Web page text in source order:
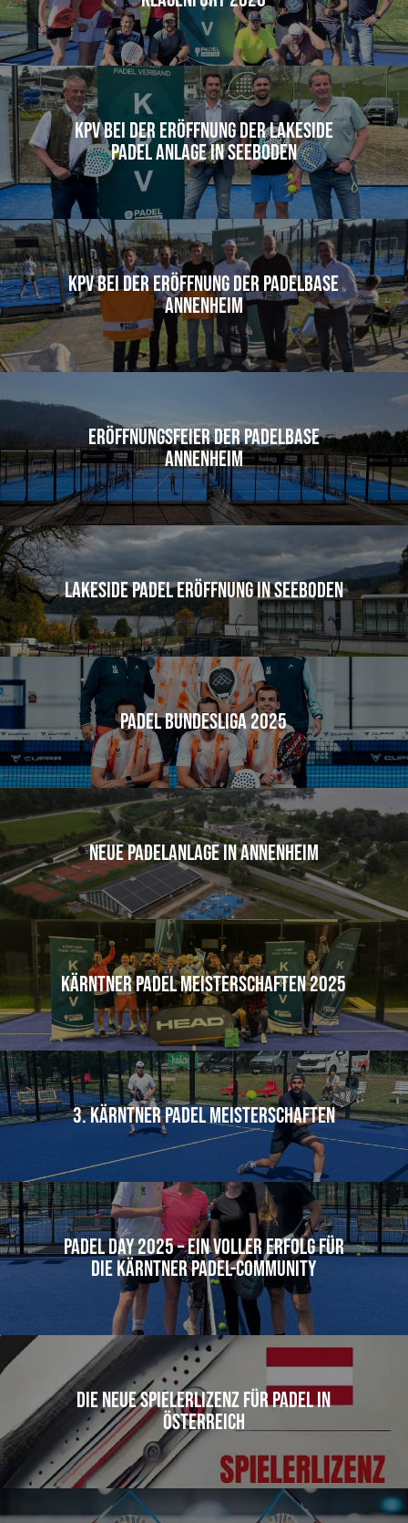
KPV bei der Eröffnung der Lakeside
Padel Anlage in Seeboden
KPV bei der Eröffnung der Padelbase
Annenheim
Eröffnungsfeier der Padelbase
Annenheim
Lakeside Padel Eröffnung in Seeboden
Padel Bundesliga 2025
Neue Padelanlage in Annenheim
Kärntner Padel Meisterschaften 2025
3. Kärntner Padel Meisterschaften
Padel Day 2025 – Ein voller Erfolg für
die Kärntner Padel-Community
Die neue Spielerlizenz für Padel in
Österreich